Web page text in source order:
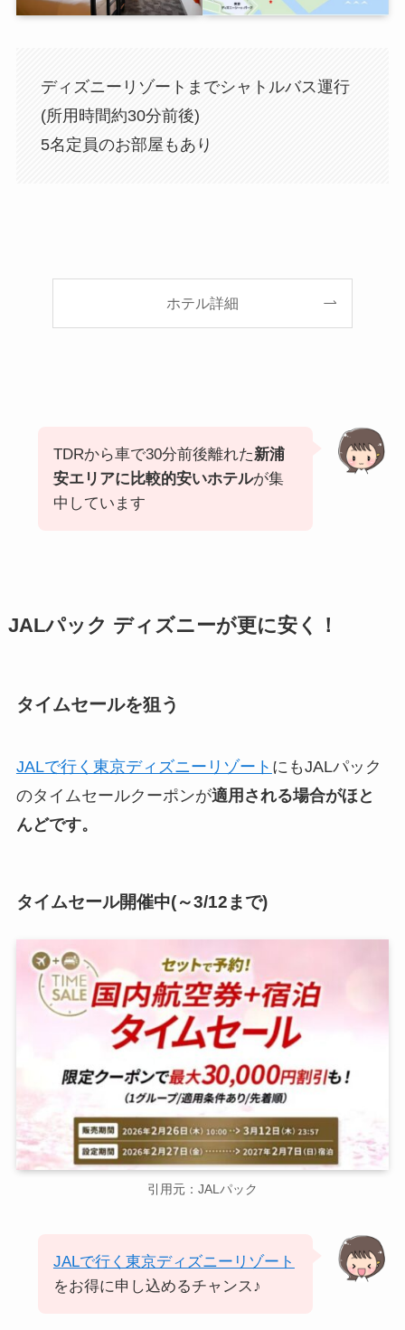
ディズニーリゾートまでシャトルバス運行
(所用時間約30分前後)
5名定員のお部屋もあり
ホテル詳細
TDRから車で30分前後離れた新浦
安エリアに比較的安いホテルが集
中しています
JALパック ディズニーが更に安く！
タイムセールを狙う
JALで行く東京ディズニーリゾート にもJALパック
のタイムセールクーポンが適用される場合がほと
んどです。
タイムセール開催中(～3/12まで)
引用元：JALパック
JALで行く東京ディズニーリゾート
をお得に申し込めるチャンス♪